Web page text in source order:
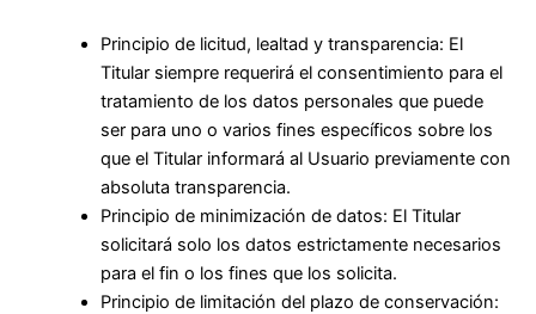
Principio de licitud, lealtad y transparencia: El
Titular siempre requerirá el consentimiento para el
tratamiento de los datos personales que puede
ser para uno o varios fines específicos sobre los
que el Titular informará al Usuario previamente con
absoluta transparencia.
Principio de minimización de datos: El Titular
solicitará solo los datos estrictamente necesarios
para el fin o los fines que los solicita.
Principio de limitación del plazo de conservación: